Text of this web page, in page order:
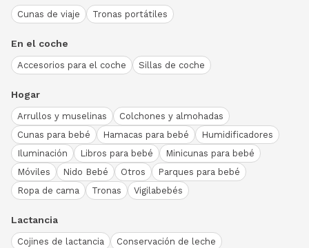
Cunas de viaje Tronas portátiles
En el coche
Accesorios para el coche Sillas de coche
Hogar
Arrullos y muselinas
Colchones y almohadas
Cunas para bebé
Hamacas para bebé
Humidificadores
Iluminación
Libros para bebé
Minicunas para bebé
Móviles
Nido Bebé Otros
Parques para bebé
Ropa de cama
Tronas Vigilabebés
Lactancia
Cojines de lactancia
Conservación de leche